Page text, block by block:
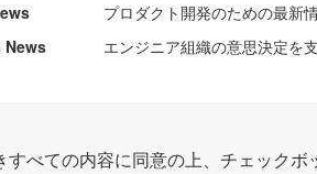
プロダクト開発のための最新
News
エンジニア組織の意思決定を
べての内容に同意の上、チェック